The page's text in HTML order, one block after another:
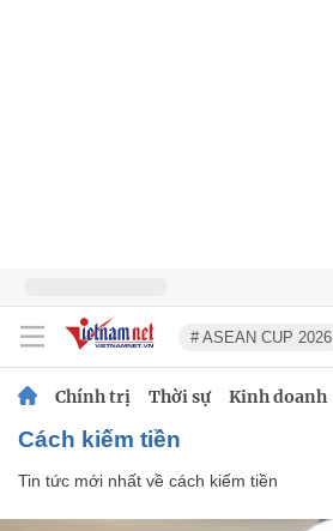
# ASEAN CUP 2026
Chính trị Thời sự Kinh doanh
cách kiếm tiền
Tin tức mới nhất về cách kiếm tiền